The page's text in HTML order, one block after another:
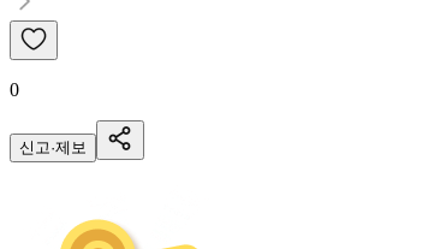
0
신고·제보